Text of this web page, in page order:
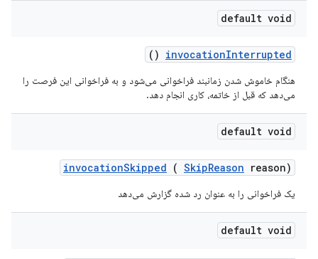
default void
invocationInterrupted
()
هنگام خاموش شدن زمانبند فراخوانی می‌شود و به فراخوانی این فرصت را
می‌دهد که قبل از خاتمه، کاری انجام دهد.
default void
invocationSkipped ( SkipReason reason)
یک فراخوانی را به عنوان رد شده گزارش می‌دهد
default void